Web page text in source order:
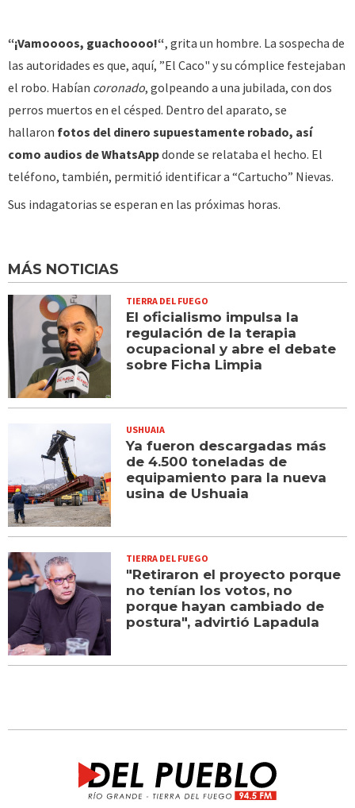
“¡Vamoooos, guachoooo!“, grita un hombre. La sospecha de
las autoridades es que, aquí, ”El Caco" y su cómplice festejaban
el robo. Habían coronado, golpeando a una jubilada, con dos
perros muertos en el césped. Dentro del aparato, se
hallaron fotos del dinero supuestamente robado, así
como audios de WhatsAppdonde se relataba el hecho. El
teléfono, también, permitió identificar a “Cartucho” Nievas.
Sus indagatorias se esperan en las próximas horas.
MÁS NOTICIAS
TIERRA DEL FUEGO
El oficialismo impulsa la
regulación de la terapia
ocupacional y abre el debate
sobre Ficha Limpia
USHUAIA
Ya fueron descargadas más
de 4.500 toneladas de
equipamiento para la nueva
usina de Ushuaia
TIERRA DEL FUEGO
"Retiraron el proyecto porque
no tenían los votos, no
porque hayan cambiado de
postura", advirtió Lapadula